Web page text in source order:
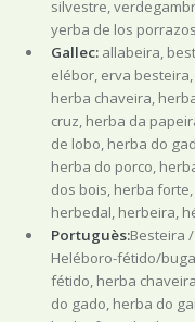
silvestre,
yerba de los
Gallec:allabeira,
elébor, erva
herba chaveira,
cruz, herba da
de lobo, herba do
herba do porco,
dos bois, herba
herbedal, herbeira,
Portuguès:Besteira
Heléboro-fétido/
fétido, herba
do gado, herba do